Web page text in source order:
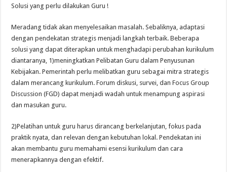
Solusi yang perlu dilakukan Guru !
Meradang tidak akan menyelesaikan masalah. Sebaliknya, adaptasi
dengan pendekatan strategis menjadi langkah terbaik. Beberapa
solusi yang dapat diterapkan untuk menghadapi perubahan kurikulum
diantaranya, 1)meningkatkan Pelibatan Guru dalam Penyusunan
Kebijakan. Pemerintah perlu melibatkan guru sebagai mitra strategis
dalam merancang kurikulum. Forum diskusi, survei, dan Focus Group
Discussion (FGD) dapat menjadi wadah untuk menampung aspirasi
dan masukan guru.
2)Pelatihan untuk guru harus dirancang berkelanjutan, fokus pada
praktik nyata, dan relevan dengan kebutuhan lokal. Pendekatan ini
akan membantu guru memahami esensi kurikulum dan cara
menerapkannya dengan efektif.